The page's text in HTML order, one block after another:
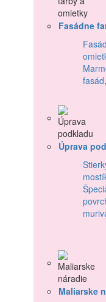
Fasádne
fasád,
Úprava
Maliarske